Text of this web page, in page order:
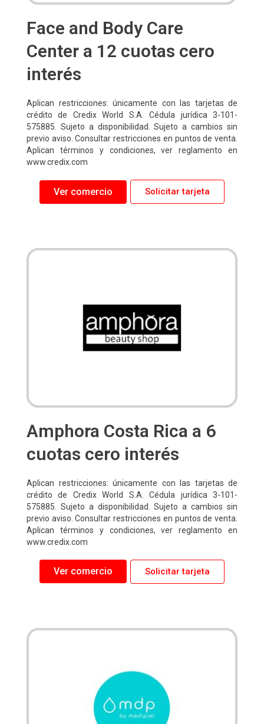
Face and Body Care
Center a 12 cuotas cero
interés
Aplican restricciones: únicamente con las tarjetas de
crédito de Credix World S.A. Cédula jurídica 3-101-
575885. Sujeto a disponibilidad. Sujeto a cambios sin
previo aviso. Consultar restricciones en puntos de venta.
Aplican términos y condiciones, ver reglamento en
www.credix.com
Ver comercio Solicitar tarjeta
Amphora Costa Rica a 6
cuotas cero interés
Aplican restricciones: únicamente con las tarjetas de
crédito de Credix World S.A. Cédula jurídica 3-101-
575885. Sujeto a disponibilidad. Sujeto a cambios sin
previo aviso. Consultar restricciones en puntos de venta.
Aplican términos y condiciones, ver reglamento en
www.credix.com
Ver comercio Solicitar tarjeta